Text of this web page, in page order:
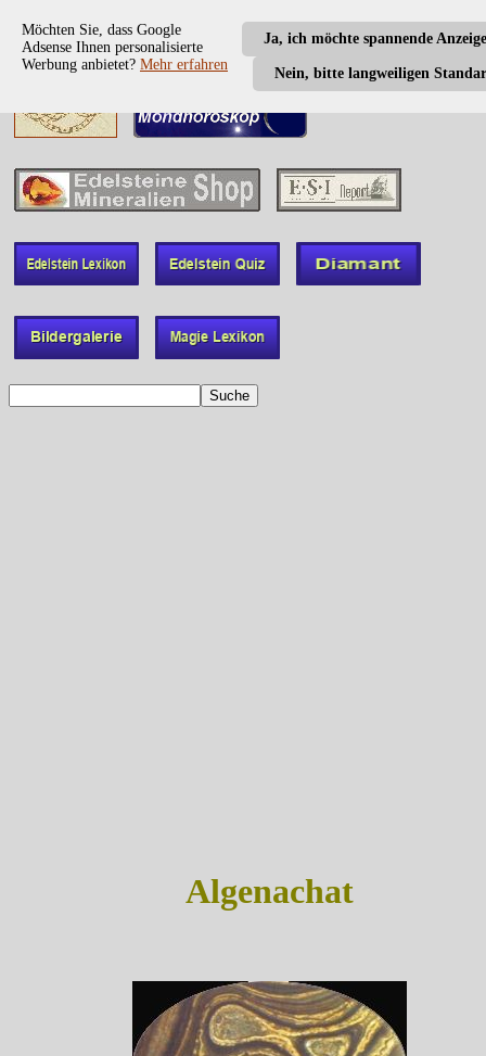
Ja, ich möchte spannende
Nein, bitte langweiligen
Möchten Sie, dass Google
Adsense Ihnen personalisierte
Werbung anbietet? Mehr erfahren
Algenachat